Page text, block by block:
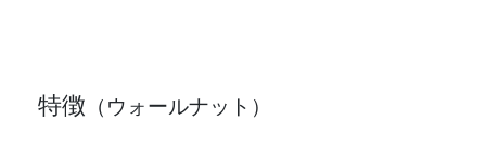
特徴 （ウォールナット）